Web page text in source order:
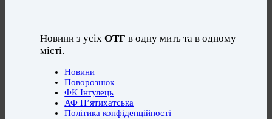
Новини з усіхОТГ в одну мить та в одному
місті.
Новини
Поворознюк
ФК Інгулець
АФ П’ятихатська
Політика конфіденційності